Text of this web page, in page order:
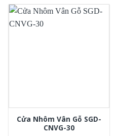
Cửa Nhôm Vân Gỗ SGD-
CNVG-30